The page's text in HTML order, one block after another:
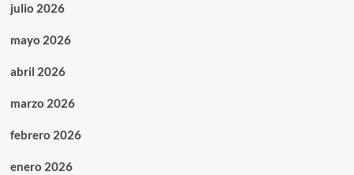
julio 2026
mayo 2026
abril 2026
marzo 2026
febrero 2026
enero 2026